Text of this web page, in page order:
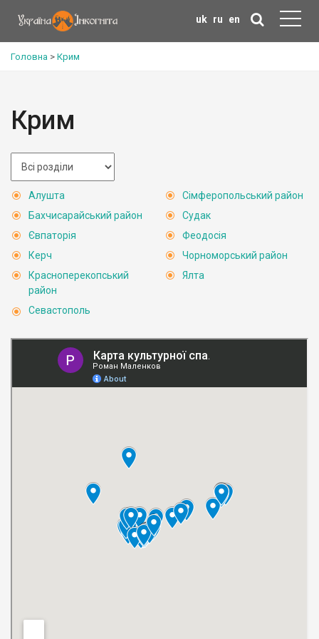
uk ru en
Головна > Крим
Крим
Алушта
Бахчисарайський район
Євпаторія
Керч
Красноперекопський
район
Севастополь
Сімферопольський район
Судак
Феодосія
Чорноморський район
Ялта